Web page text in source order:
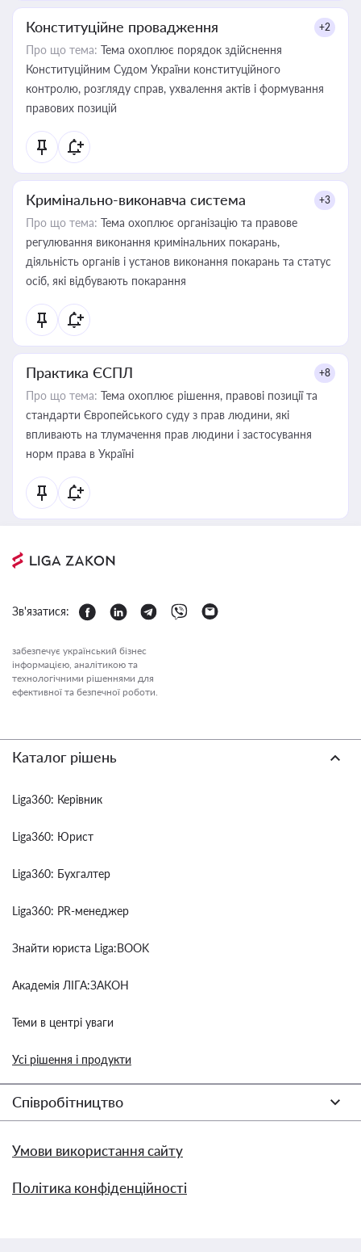
Конституційне провадження +2
Про що тема: Тема охоплює порядок здійснення
Конституційним Судом України конституційного
контролю, розгляду справ, ухвалення актів і формування
правових позицій
Кримінально-виконавча система +3
Про що тема: Тема охоплює організацію та правове
регулювання виконання кримінальних покарань,
діяльність органів і установ виконання покарань та статус
осіб, які відбувають покарання
Практика ЄСПЛ +8
Про що тема: Тема охоплює рішення, правові позиції та
стандарти Європейського суду з прав людини, які
впливають на тлумачення прав людини і застосування
норм права в Україні
Зв'язатися:
забезпечує український бізнес
інформацією, аналітикою та
технологічними рішеннями для
ефективної та безпечної роботи.
Каталог рішень
Liga360: Керівник
Liga360: Юрист
Liga360: Бухгалтер
Liga360: PR-менеджер
Знайти юриста Liga:BOOK
Академія ЛІГА:ЗАКОН
Теми в центрі уваги
Усі рішення і продукти
Співробітництво
Умови використання сайту
Політика конфіденційності